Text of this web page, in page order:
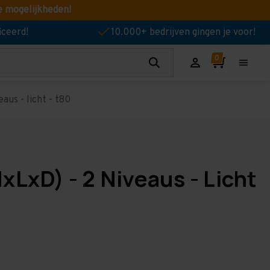
mogelijkheden!
10.000+ bedrijven gingen je voor!
- licht - t80
- 2 Niveaus - Licht